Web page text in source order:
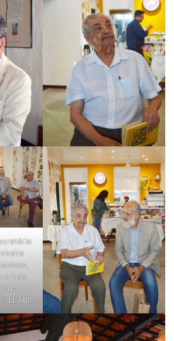
e Luis
da ABI